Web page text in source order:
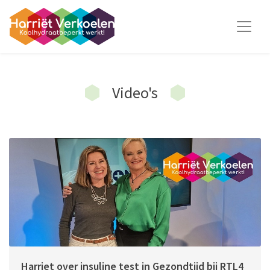
Video's
Harriet over insuline test in Gezondtijd bij RTL4